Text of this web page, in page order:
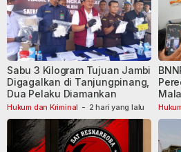
Hukum dan Kriminal - 2 hari yang lalu
Sabu 3 Kilogram Tujuan Jambi
Digagalkan di Tanjungpinang,
Dua Pelaku Diamankan